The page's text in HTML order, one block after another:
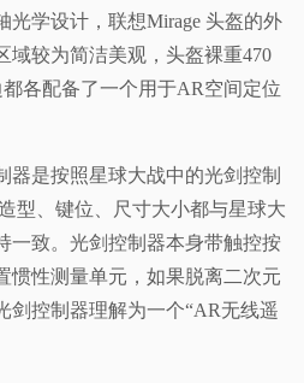
光学设计，联想Mirage 头盔的外
域较为简洁美观，头盔裸重470
各配备了一个用于AR空间定位
器是按照星球大战中的光剑控制
型、键位、尺寸大小都与星球大
一致。光剑控制器本身带触控按
惯性测量单元，如果脱离二次元
剑控制器理解为一个“AR无线遥